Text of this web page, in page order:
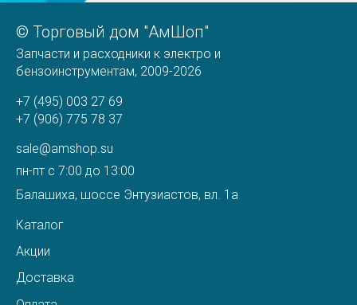
© Торговый дом "АмШоп"
Запчасти и расходники к электро и
бензоинструментам, 2009-2026
+7 (495) 003 27 69
+7 (906) 775 78 37
sale@amshop.su
пн-пт с 7:00 до 13:00
Балашиха, шоссе Энтузиастов, вл. 1а
Каталог
Акции
Доставка